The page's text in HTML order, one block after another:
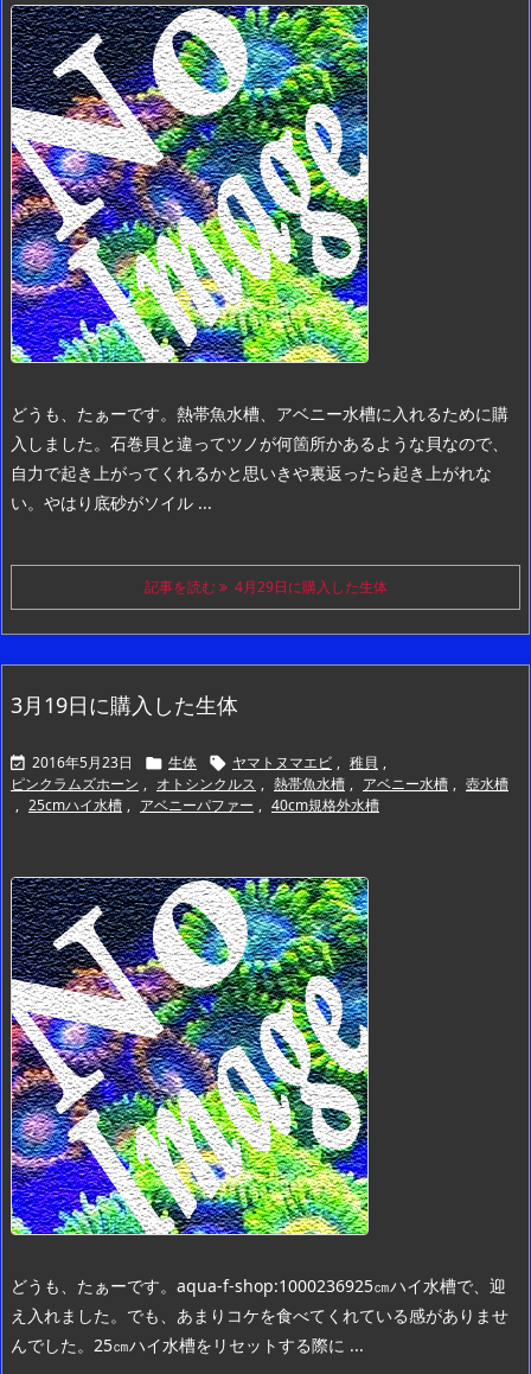
どうも、たぁーです。 熱帯魚水槽、アベニー水槽に入れるために購
入しました。 石巻貝と違ってツノが何箇所かあるような貝なので、
自力で起き上がってくれるかと思いきや裏返ったら起き上がれな
い。 やはり底砂がソイル ...
記事を読む 4月29日に購入した生体
3月19日に購入した生体
 2016年5月23日  生体  ヤマトヌマエビ , 稚貝 ,
ピンクラムズホーン , オトシンクルス , 熱帯魚水槽 , アベニー水槽 , 壺水槽
, 25cmハイ水槽 , アベニーパファー , 40cm規格外水槽
どうも、たぁーです。 aqua-f-shop:1000236925㎝ハイ水槽で、迎
え入れました。 でも、あまりコケを食べてくれている感がありませ
んでした。 25㎝ハイ水槽をリセットする際に ...